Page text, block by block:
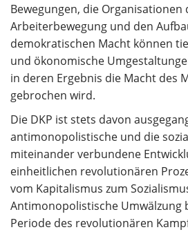
Bewegungen, die Organisationen
Arbeiterbewegung und den
demokratischen Macht können
und ökonomische
in deren Ergebnis die Macht des
gebrochen wird.
Die DKP ist stets davon
antimonopolistische und die
miteinander verbundene
einheitlichen revolutionären
vom Kapitalismus zum
Antimonopolistische Umwälzung
Periode des revolutionären